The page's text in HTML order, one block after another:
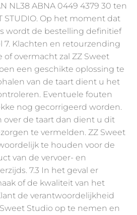
NL38 ABNA 0449 4379 30 ten
STUDIO. Op het moment dat
wordt de bestelling definitief
7. Klachten en retourzending
of overmacht zal ZZ Sweet
een geschikte oplossing te
van de taart dient u het
Eventuele fouten
nog gecorrigeerd worden.
over de taart dan dient u dit
te vermelden. ZZ Sweet
te houden voor de
van de vervoer- en
7.3 In het geval er
of de kwaliteit van het
de verantwoordelijkheid
Studio op te nemen en